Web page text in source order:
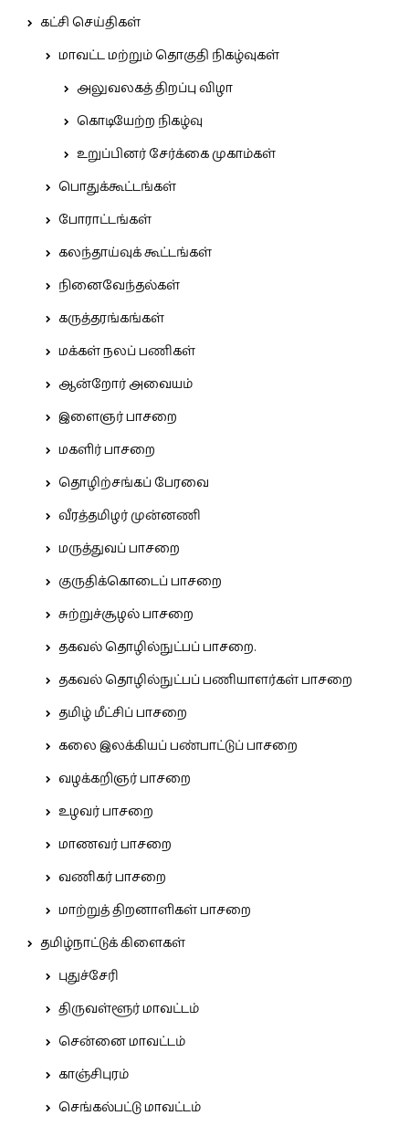
கட்சி செய்திகள்
மாவட்ட மற்றும் தொகுதி நிகழ்வுகள்
அலுவலகத் திறப்பு விழா
கொடியேற்ற நிகழ்வு
உறுப்பினர் சேர்க்கை முகாம்கள்
பொதுக்கூட்டங்கள்
போராட்டங்கள்
கலந்தாய்வுக் கூட்டங்கள்
நினைவேந்தல்கள்
கருத்தரங்கங்கள்
மக்கள் நலப் பணிகள்
ஆன்றோர் அவையம்
இளைஞர் பாசறை
மகளிர் பாசறை
தொழிற்சங்கப் பேரவை
வீரத்தமிழர் முன்னணி
மருத்துவப் பாசறை
குருதிக்கொடைப் பாசறை
சுற்றுச்சூழல் பாசறை
தகவல் தொழில்நுட்பப் பாசறை.
தகவல் தொழில்நுட்பப் பணியாளர்கள் பாசறை
தமிழ் மீட்சிப் பாசறை
கலை இலக்கியப் பண்பாட்டுப் பாசறை
வழக்கறிஞர் பாசறை
உழவர் பாசறை
மாணவர் பாசறை
வணிகர் பாசறை
மாற்றுத் திறனாளிகள் பாசறை
தமிழ்நாட்டுக் கிளைகள்
புதுச்சேரி
திருவள்ளூர் மாவட்டம்
சென்னை மாவட்டம்
காஞ்சிபுரம்
செங்கல்பட்டு மாவட்டம்